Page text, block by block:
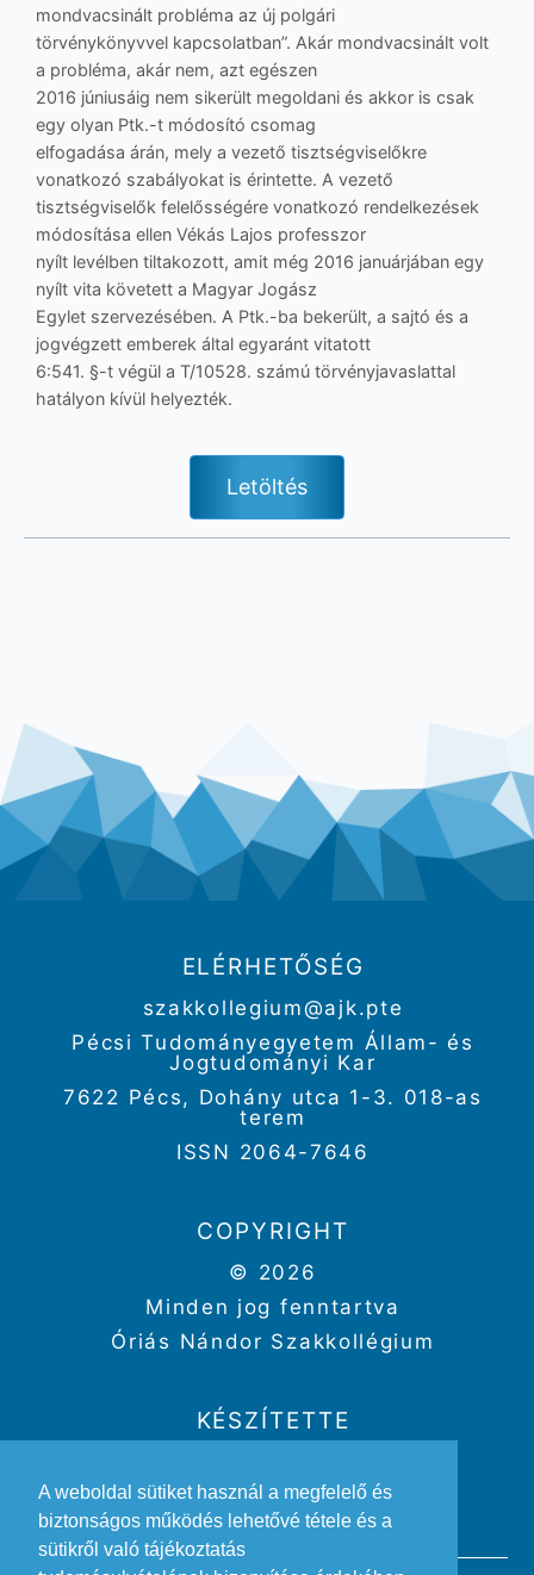
A weboldal sütiket használ a megfelelő és
biztonságos működés lehetővé tétele és a
sütikről való tájékoztatás
mondvacsinált probléma az új polgári
törvénykönyvvel kapcsolatban”. Akár mondvacsinált volt
a probléma, akár nem, azt egészen
2016 júniusáig nem sikerült megoldani és akkor is csak
egy olyan Ptk.-t módosító csomag
elfogadása árán, mely a vezető tisztségviselőkre
vonatkozó szabályokat is érintette. A vezető
tisztségviselők felelősségére vonatkozó rendelkezések
módosítása ellen Vékás Lajos professzor
nyílt levélben tiltakozott, amit még 2016 januárjában egy
nyílt vita követett a Magyar Jogász
Egylet szervezésében. A Ptk.-ba bekerült, a sajtó és a
jogvégzett emberek által egyaránt vitatott
6:541. §-t végül a T/10528. számú törvényjavaslattal
hatályon kívül helyezték.
Letöltés
ELÉRHETŐSÉG
szakkollegium@ajk.pte
Pécsi Tudományegyetem Állam- és
Jogtudományi Kar
7622 Pécs, Dohány utca 1-3. 018-as
terem
ISSN 2064-7646
COPYRIGHT
© 2026
Minden jog fenntartva
Óriás Nándor Szakkollégium
KÉSZÍTETTE
Design:Gertheis Anna